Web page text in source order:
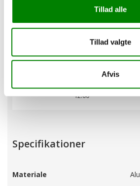
Tillad alle
Tillad valgte
Afvis
Har du
30338833 eller send
Telefontid:
Man-Tor: kl.09:00-
Fredag: kl. 09:00-
12:00
Specifikationer
Materiale